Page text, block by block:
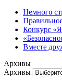
Немного
Конкурс
Вместе
Архивы
Архивы